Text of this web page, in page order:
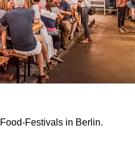
Festivals in Berlin.